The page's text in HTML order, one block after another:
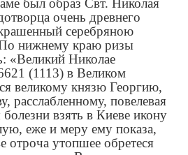
очень древнего
серебряною
нижнему краю ризы
«Великий Николае
(1113) в Великом
великому князю Георгию,
расслабленному, повелевая
взять в Киеве икону
еже и меру ему показа,
отроча утопшее обретеся